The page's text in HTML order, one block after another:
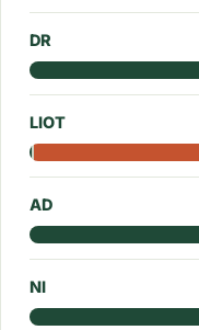
DR
LIOT
AD
NI